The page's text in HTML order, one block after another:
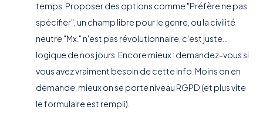
temps. Proposer des options comme "Préfère ne pas
spécifier", un champ libre pour le genre, ou la civilité
neutre "Mx." n'est pas révolutionnaire, c'est juste...
logique de nos jours. Encore mieux : demandez-vous si
vous avez vraiment besoin de cette info. Moins on en
demande, mieux on se porte niveau RGPD (et plus vite
le formulaire est rempli).